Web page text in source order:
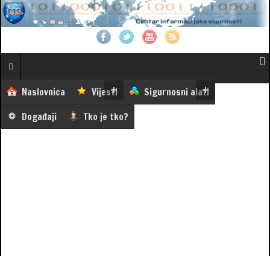
Naslovnica Vijesti
Sigurnosni alati
Događaji
Tko je tko?